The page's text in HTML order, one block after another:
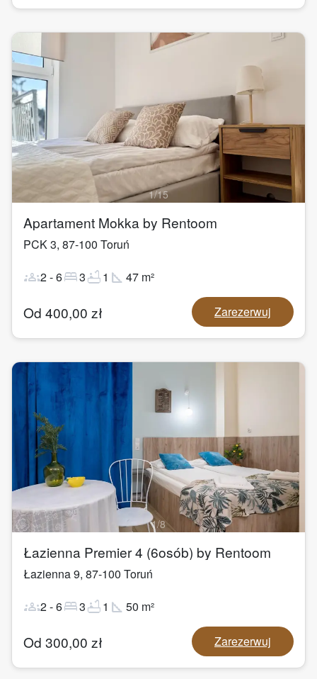
1/15
Apartament Mokka by Rentoom
PCK 3, 87-100 Toruń
groups2-6bed3bathtub1 square_foot 47 m²
Od 400,00 zł Zarezerwuj
1/8
Łazienna Premier 4 (6osób) by Rentoom
Łazienna 9, 87-100 Toruń
groups2-6bed3bathtub1 square_foot 50 m²
Od 300,00 zł Zarezerwuj